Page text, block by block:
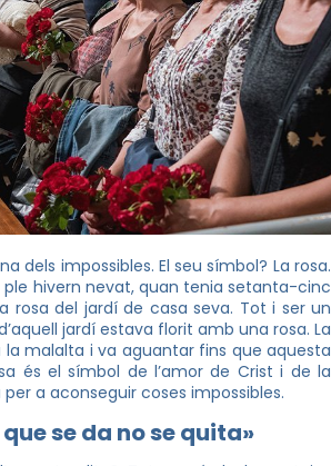
dels impossibles. El seu símbol? La rosa.
ple hivern nevat, quan tenia setanta-cinc
rosa del jardí de casa seva. Tot i ser un
jardí estava florit amb una rosa. La
la malalta i va aguantar fins que aquesta
és el símbol de l’amor de Crist i de la
a aconseguir coses impossibles.
se da no se quita»